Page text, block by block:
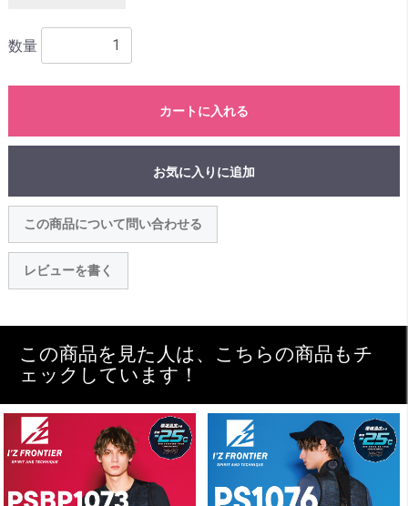
数量
カートに入れる
お気に入りに追加
この商品について問い合わせる
レビューを書く
この商品を見た人は、こちらの商品もチ
ェックしています！